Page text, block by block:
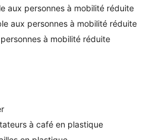
aux personnes à mobilité réduite
aux personnes à mobilité réduite
à mobilité réduite
à café en plastique